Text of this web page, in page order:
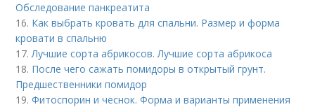
Обследование панкреатита
16. Как выбрать кровать для спальни. Размер и форма
кровати в спальню
17. Лучшие сорта абрикосов. Лучшие сорта абрикоса
18. После чего сажать помидоры в открытый грунт.
Предшественники помидор
19.Фитоспорин и чеснок. Форма и варианты применения